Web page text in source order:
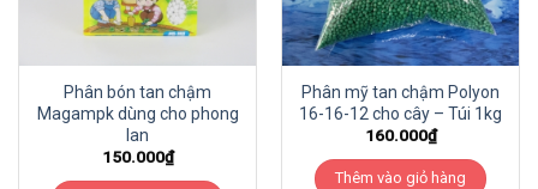
Phân bón tan chậm
Magampk dùng cho phong
lan
150.000₫
Phân mỹ tan chậm Polyon
16-16-12 cho cây – Túi 1kg
160.000₫
Thêm vào giỏ hàng